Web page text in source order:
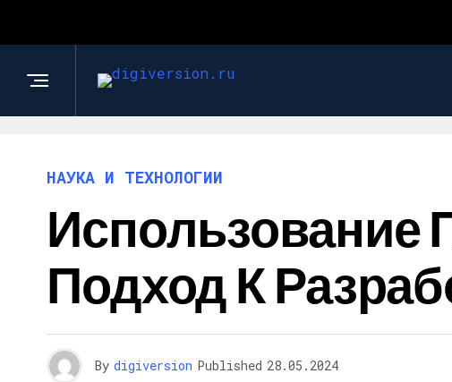
НАУКА И ТЕХНОЛОГИИ
Использование
Подход К
By digiversion Published 28.05.2024